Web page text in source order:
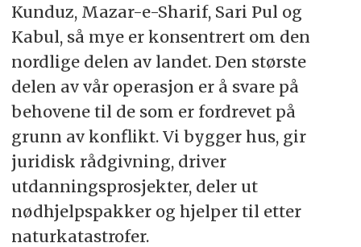
Kunduz, Mazar-e-Sharif, Sari Pul og
Kabul, så mye er konsentrert om den
nordlige delen av landet. Den største
delen av vår operasjon er å svare på
behovene til de som er fordrevet på
grunn av konflikt. Vi bygger hus, gir
juridisk rådgivning, driver
utdanningsprosjekter, deler ut
nødhjelpspakker og hjelper til etter
naturkatastrofer.